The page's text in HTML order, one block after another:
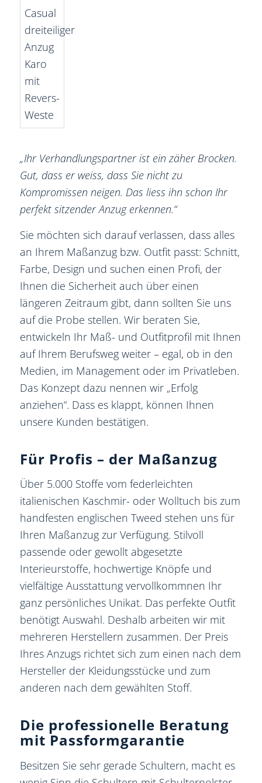
„Ihr Verhandlungspartner ist ein zäher Brocken.
Gut, dass er weiss, dass Sie nicht zu
Kompromissen neigen. Das liess ihn schon Ihr
perfekt sitzender Anzug erkennen.“
Sie möchten sich darauf verlassen, dass alles
an Ihrem Maßanzug bzw. Outfit passt: Schnitt,
Farbe, Design und suchen einen Profi, der
Ihnen die Sicherheit auch über einen
längeren Zeitraum gibt, dann sollten Sie uns
auf die Probe stellen. Wir beraten Sie,
entwickeln Ihr Maß- und Outfitprofil mit Ihnen
auf Ihrem Berufsweg weiter – egal, ob in den
Medien, im Management oder im Privatleben.
Das Konzept dazu nennen wir „Erfolg
anziehen“. Dass es klappt, können Ihnen
unsere Kunden bestätigen.
Für Profis – der Maßanzug
Über 5.000 Stoffe vom federleichten
italienischen Kaschmir- oder Wolltuch bis zum
handfesten englischen Tweed stehen uns für
Ihren Maßanzug zur Verfügung. Stilvoll
passende oder gewollt abgesetzte
Interieurstoffe, hochwertige Knöpfe und
vielfältige Ausstattung vervollkommnen Ihr
ganz persönliches Unikat. Das perfekte Outfit
benötigt Auswahl. Deshalb arbeiten wir mit
mehreren Herstellern zusammen. Der Preis
Ihres Anzugs richtet sich zum einen nach dem
Hersteller der Kleidungsstücke und zum
anderen nach dem gewählten Stoff.
Die professionelle Beratung
mit Passformgarantie
Besitzen Sie sehr gerade Schultern, macht es